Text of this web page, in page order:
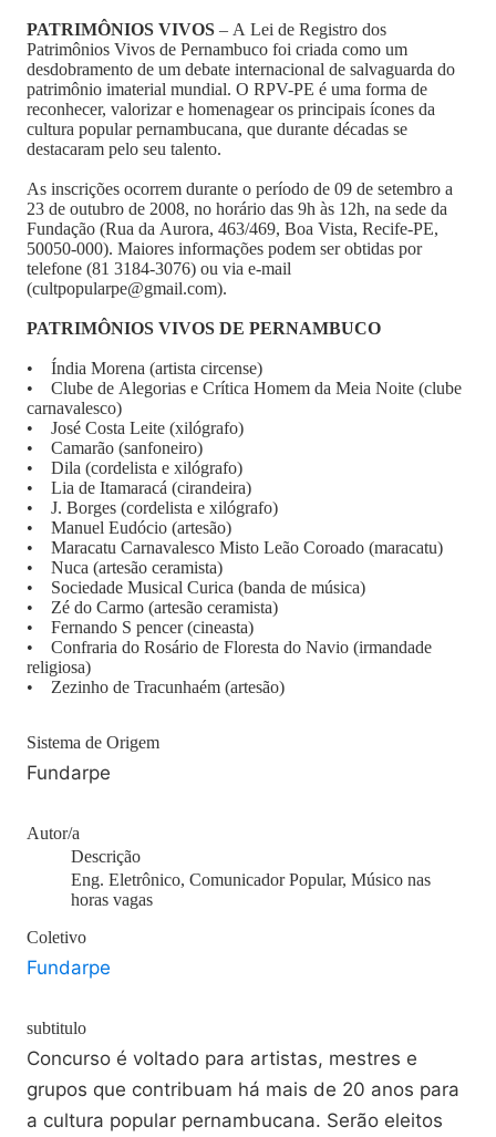
PATRIMÔNIOS VIVOS – A Lei de Registro dos
Patrimônios Vivos de Pernambuco foi criada como um
desdobramento de um debate internacional de salvaguarda do
patrimônio imaterial mundial. O RPV-PE é uma forma de
reconhecer, valorizar e homenagear os principais ícones da
cultura popular pernambucana, que durante décadas se
destacaram pelo seu talento.
As inscrições ocorrem durante o período de 09 de setembro a
23 de outubro de 2008, no horário das 9h às 12h, na sede da
Fundação (Rua da Aurora, 463/469, Boa Vista, Recife-PE,
50050-000). Maiores informações podem ser obtidas por
telefone (81 3184-3076) ou via e-mail
(cultpopularpe@gmail.com).
PATRIMÔNIOS VIVOS DE PERNAMBUCO
• Índia Morena (artista circense)
• Clube de Alegorias e Crítica Homem da Meia Noite (clube
carnavalesco)
• José Costa Leite (xilógrafo)
• Camarão (sanfoneiro)
• Dila (cordelista e xilógrafo)
• Lia de Itamaracá (cirandeira)
• J. Borges (cordelista e xilógrafo)
• Manuel Eudócio (artesão)
• Maracatu Carnavalesco Misto Leão Coroado (maracatu)
• Nuca (artesão ceramista)
• Sociedade Musical Curica (banda de música)
• Zé do Carmo (artesão ceramista)
• Fernando S pencer (cineasta)
• Confraria do Rosário de Floresta do Navio (irmandade
religiosa)
• Zezinho de Tracunhaém (artesão)
Sistema de Origem
Fundarpe
Autor/a
Descrição
Eng. Eletrônico, Comunicador Popular, Músico nas
horas vagas
Coletivo
Fundarpe
subtitulo
Concurso é voltado para artistas, mestres e
grupos que contribuam há mais de 20 anos para
a cultura popular pernambucana. Serão eleitos